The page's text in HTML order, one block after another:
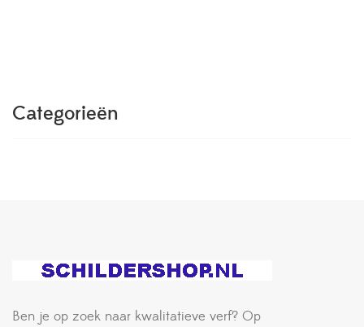
Categorieën
Ben je op zoek naar kwalitatieve verf? Op